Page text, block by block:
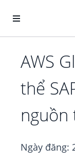
AWS
thể
nguồn
Ngày đăng: